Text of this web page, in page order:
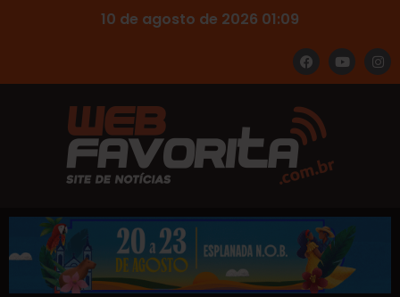
10 de agosto de 2026 01:09